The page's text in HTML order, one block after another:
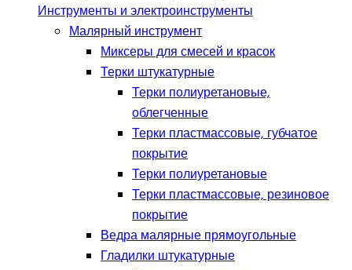
Инструменты и электроинструменты
Малярный инструмент
Миксеры для смесей и красок
Терки штукатурные
Терки полиуретановые,
облегченные
Терки пластмассовые, губчатое
покрытие
Терки полиуретановые
Терки пластмассовые, резиновое
покрытие
Ведра малярные прямоугольные
Гладилки штукатурные